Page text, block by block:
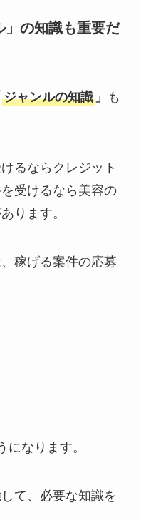
」の知識も重要だ
ジャンルの知識」
も
るならクレジット
受けるなら美容の
ります。
稼げる案件の応募
なります。
て、必要な知識を